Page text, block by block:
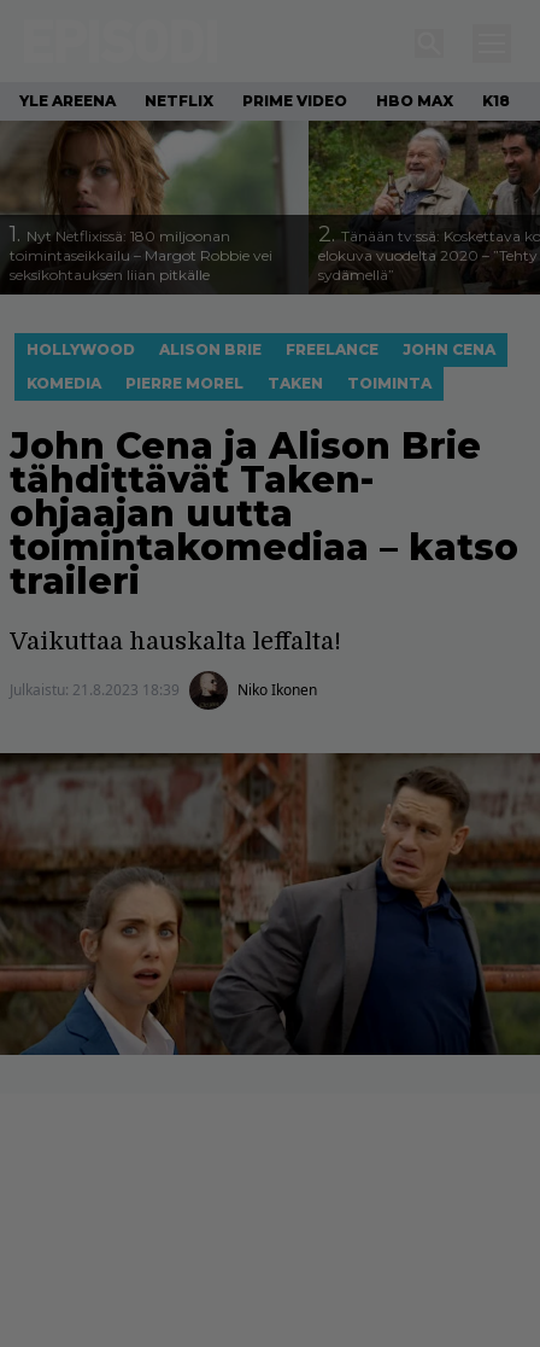
YLE AREENA NETFLIX PRIME VIDEO HBO MAX K18
1. Nyt Netflixissä: 180 miljoonan
toimintaseikkailu – Margot Robbie vei
seksikohtauksen liian pitkälle
2. Tänään tv:ssä: Koskettava
elokuva vuodelta 2020 – ”Tehty
sydämellä”
HOLLYWOOD ALISON BRIE FREELANCE
JOHN CENA
KOMEDIA
PIERRE MOREL TAKEN TOIMINTA
John Cena ja Alison Brie
tähdittävät Taken-
ohjaajan uutta
toimintakomediaa – katso
traileri
Vaikuttaa hauskalta leffalta!
Julkaistu: 21.8.2023 18:39 Niko Ikonen